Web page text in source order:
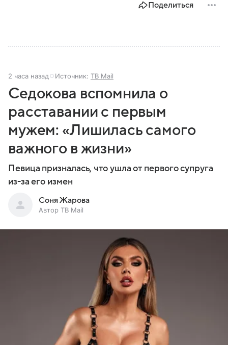
Поделиться
2 часа назад Источник: ТВ Mail
Седокова вспомнила о
расставании с первым
мужем: «Лишилась самого
важного в жизни»
Певица призналась, что ушла от первого супруга
из-за его измен
Соня Жарова
Автор ТВ Mail